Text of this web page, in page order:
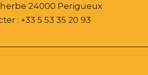
24000 Perigueux
: +33 5 53 35 20 93